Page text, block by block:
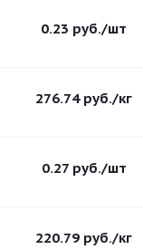
0.23 руб./шт
276.74руб./кг
0.27руб./шт
220.79 руб./кг